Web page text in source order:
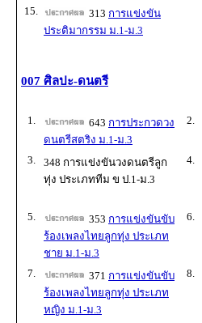
15.
313 การแข่งขัน
ประติมากรรม ม.1-ม.3
007 ศิลปะ-ดนตรี
1. 643 การประกวดวง
ดนตรีสตริง ม.1-ม.3
2.
3.
348 การแข่งขันวงดนตรีลูก
ทุ่ง ประเภททีม ข ป.1-ม.3
4.
5.
353 การแข่งขันขับ
ร้องเพลงไทยลูกทุ่ง ประเภท
ชาย ม.1-ม.3
6.
7.
371 การแข่งขันขับ
ร้องเพลงไทยลูกทุ่ง ประเภท
หญิง ม.1-ม.3
8.